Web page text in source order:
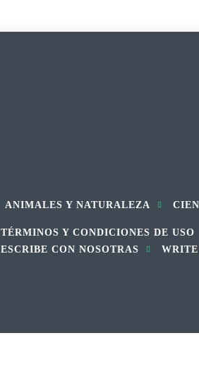
ANIMALES Y NATURALEZA
TÉRMINOS Y CONDICIONES DE USO
ESCRIBE CON NOSOTRAS